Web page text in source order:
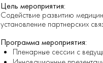
Цель мероприятия:
Содействие развитию
установление партнерских
Программа мероприятия:
Пленарные сессии с